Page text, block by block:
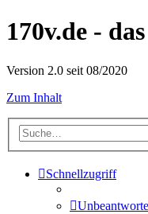
170v.de -
Version 2.0 seit 08/2020
Zum Inhalt
Schnellzugriff